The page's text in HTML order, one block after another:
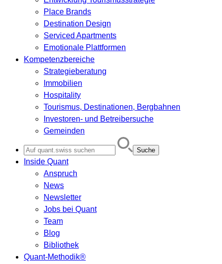
Place Brands
Destination Design
Serviced Apartments
Emotionale Plattformen
Kompetenzbereiche
Strategieberatung
Immobilien
Hospitality
Tourismus, Destinationen, Bergbahnen
Investoren- und Betreibersuche
Gemeinden
for:
Inside Quant
Anspruch
News
Newsletter
Jobs bei Quant
Team
Blog
Bibliothek
Quant-Methodik®